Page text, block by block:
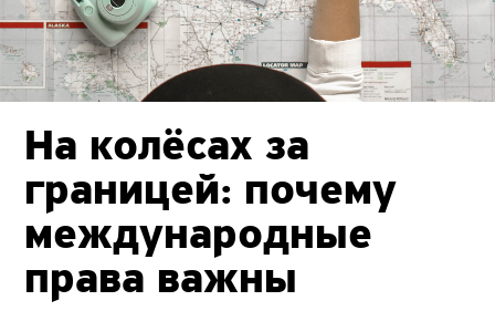
На колёсах за
границей: почему
международные
права важны